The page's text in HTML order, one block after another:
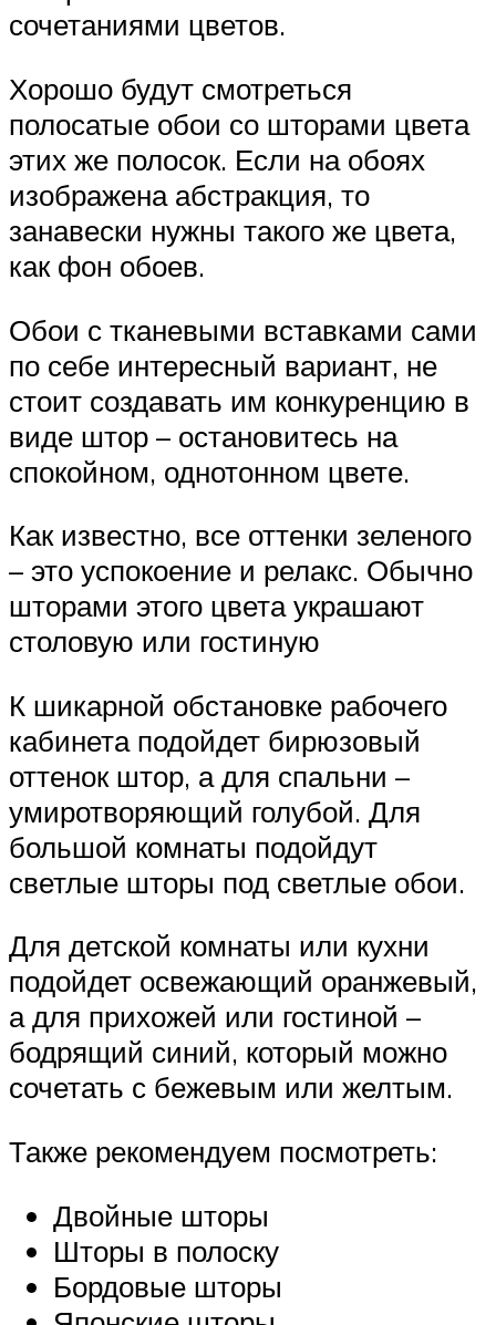
сочетаниями цветов.
Хорошо будут смотреться
полосатые обои со шторами цвета
этих же полосок. Если на обоях
изображена абстракция, то
занавески нужны такого же цвета,
как фон обоев.
Обои с тканевыми вставками сами
по себе интересный вариант, не
стоит создавать им конкуренцию в
виде штор – остановитесь на
спокойном, однотонном цвете.
Как известно, все оттенки зеленого
– это успокоение и релакс. Обычно
шторами этого цвета украшают
столовую или гостиную
К шикарной обстановке рабочего
кабинета подойдет бирюзовый
оттенок штор, а для спальни –
умиротворяющий голубой. Для
большой комнаты подойдут
светлые шторы под светлые обои.
Для детской комнаты или кухни
подойдет освежающий оранжевый,
а для прихожей или гостиной –
бодрящий синий, который можно
сочетать с бежевым или желтым.
Также рекомендуем посмотреть:
Двойные шторы
Шторы в полоску
Бордовые шторы